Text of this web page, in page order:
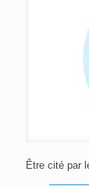
Être cité par